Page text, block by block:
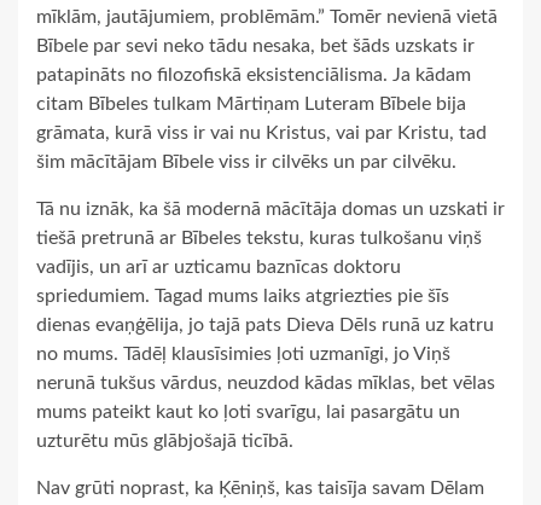
mīklām, jautājumiem, problēmām.” Tomēr nevienā vietā
Bībele par sevi neko tādu nesaka, bet šāds uzskats ir
patapināts no filozofiskā eksistenciālisma. Ja kādam
citam Bībeles tulkam Mārtiņam Luteram Bībele bija
grāmata, kurā viss ir vai nu Kristus, vai par Kristu, tad
šim mācītājam Bībele viss ir cilvēks un par cilvēku.
Tā nu iznāk, ka šā modernā mācītāja domas un uzskati ir
tiešā pretrunā ar Bībeles tekstu, kuras tulkošanu viņš
vadījis, un arī ar uzticamu baznīcas doktoru
spriedumiem. Tagad mums laiks atgriezties pie šīs
dienas evaņģēlija, jo tajā pats Dieva Dēls runā uz katru
no mums. Tādēļ klausīsimies ļoti uzmanīgi, jo Viņš
nerunā tukšus vārdus, neuzdod kādas mīklas, bet vēlas
mums pateikt kaut ko ļoti svarīgu, lai pasargātu un
uzturētu mūs glābjošajā ticībā.
Nav grūti noprast, ka Ķēniņš, kas taisīja savam Dēlam